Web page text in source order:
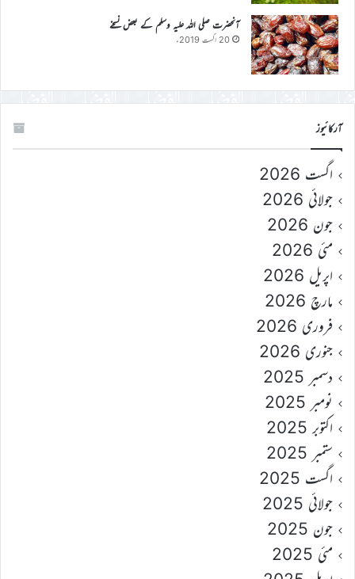
آنحضرت صلی اللہ علیہ وسلم کے بعض نسخے
20 اگست 2019ء
آرکائیوز
اگست 2026
جولائی 2026
جون 2026
مئی 2026
اپریل 2026
مارچ 2026
فروری 2026
جنوری 2026
دسمبر 2025
نومبر 2025
اکتوبر 2025
ستمبر 2025
اگست 2025
جولائی 2025
جون 2025
مئی 2025